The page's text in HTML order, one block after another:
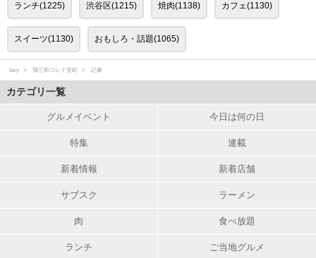
ランチ(1225) 渋谷区(1215) 焼肉(1138) カフェ(1130)
スイーツ(1130) おもしろ・話題(1065)
favy 鶏三和コレド室町 記事
カテゴリ一覧
グルメイベント 今日は何の日
特集 連載
新着情報 新着店舗
サブスク ラーメン
肉 食べ放題
ランチ ご当地グルメ